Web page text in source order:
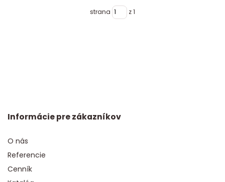
strana z 1
Informácie pre zákazníkov
O nás
Referencie
Cenník